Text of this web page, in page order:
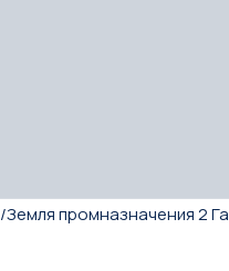
/Земля промназначения 2 Га